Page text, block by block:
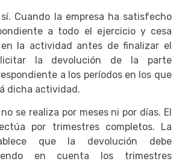
Cuando la empresa ha satisfecho
a todo el ejercicio y cesa
la actividad antes de finalizar el
la devolución de la parte
a los períodos en los que
dicha actividad.
se realiza por meses ni por días. El
por trimestres completos. La
que la devolución debe
en cuenta los trimestres